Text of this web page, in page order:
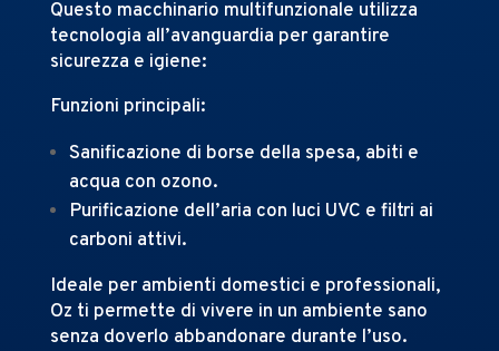
Questo macchinario multifunzionale utilizza
tecnologia all’avanguardia per garantire
sicurezza e igiene:
Funzioni principali:
Sanificazione di borse della spesa, abiti e
acqua con ozono.
Purificazione dell’aria con luci UVC e filtri ai
carboni attivi.
Ideale per ambienti domestici e professionali,
Oz ti permette di vivere in un ambiente sano
senza doverlo abbandonare durante l’uso.